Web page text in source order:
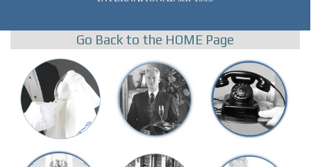
Go Back to the HOME Page